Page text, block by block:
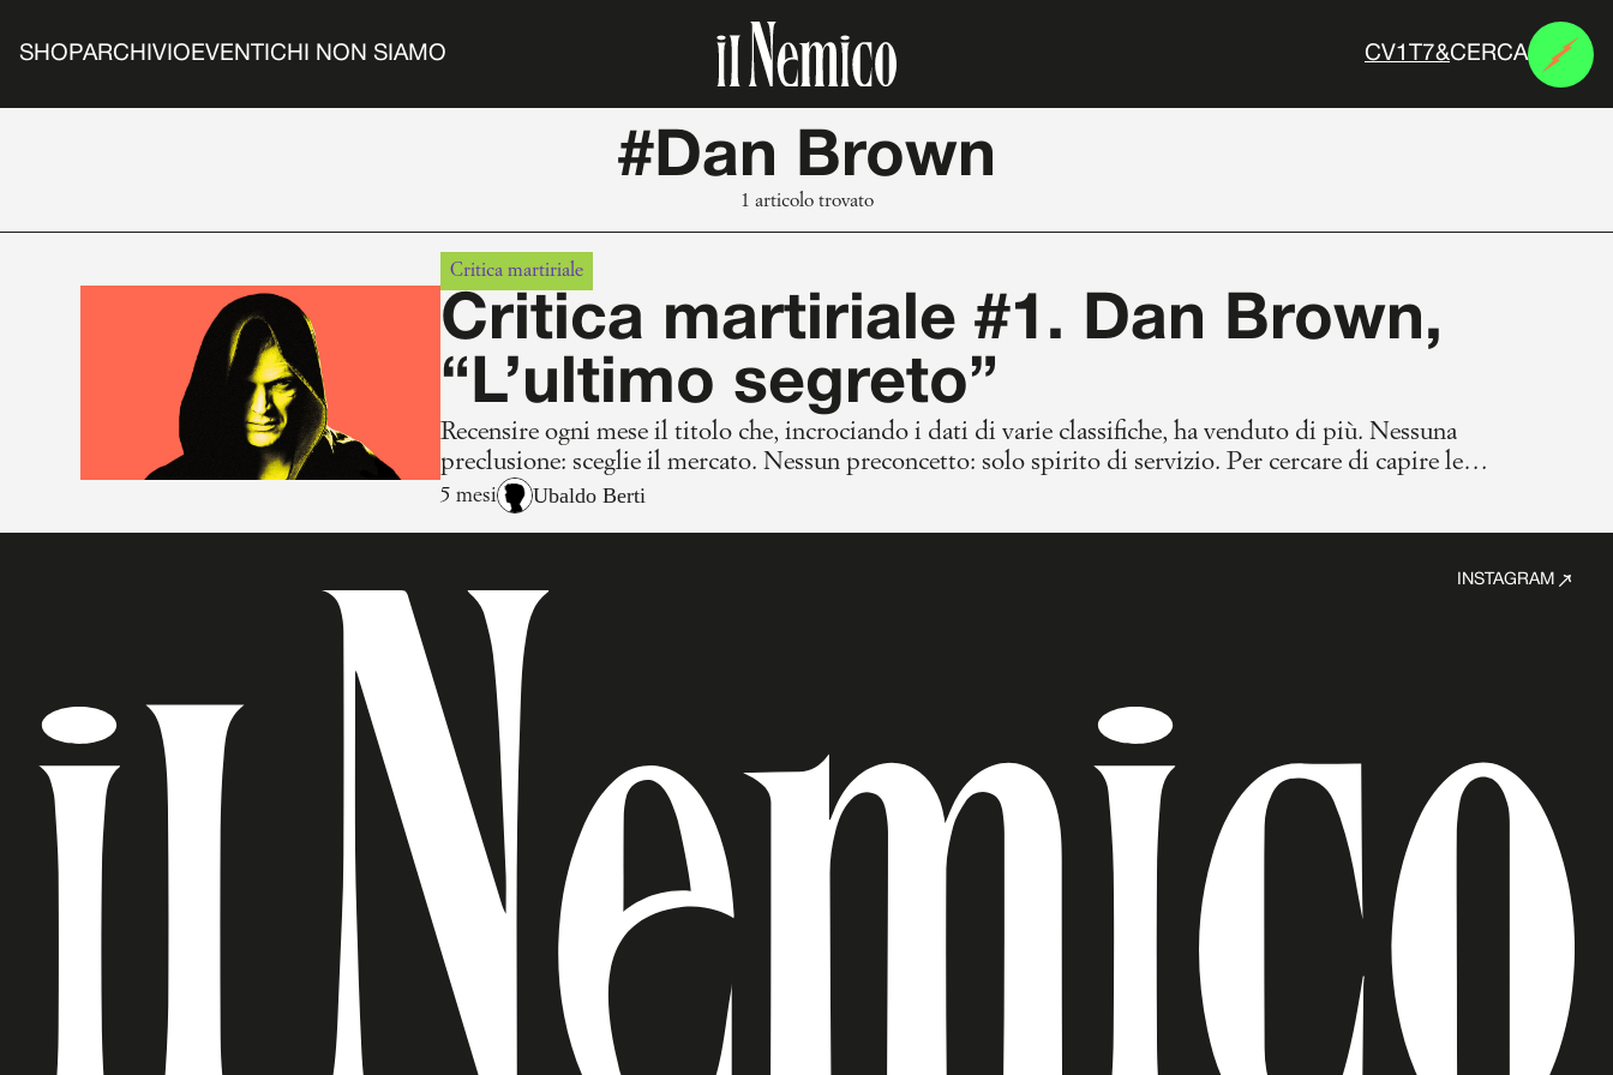
SHOPARCHIVIO EVENTI CHI NON SIAMO NEM ESICERCA
#Dan Brown
1 articolo trovato
Critica martiriale
Critica martiriale #1. Dan Brown,
“L’ultimo segreto”
Recensire ogni mese il titolo che, incrociando i dati di varie classifiche, ha venduto di più. Nessuna
preclusione: sceglie il mercato. Nessun preconcetto: solo spirito di servizio. Per cercare di capire le
ragioni e l’andazzo di questo mostro che si alimenta a sportine chiamato editoria.
5 mesi Ubaldo Berti
INSTAGRAM